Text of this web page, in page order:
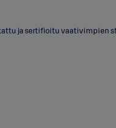
ja sertifioitu vaativimpien